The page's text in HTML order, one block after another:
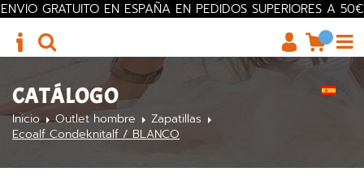
ENVIO GRATUITO EN ESPAÑA EN PEDIDOS SUPERIORES A 50€
CATÁLOGO
Inicio Outlet hombre
Zapatillas
Ecoalf Condeknitalf / BLANCO